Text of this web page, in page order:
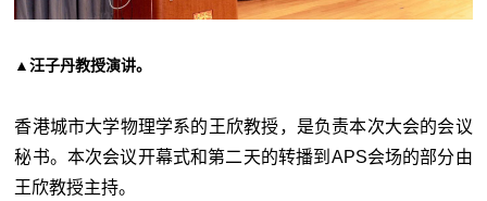
▲汪子丹教授演讲。
香港城市大学物理学系的王欣教授，是负责本次大会的会议
秘书。本次会议开幕式和第二天的转播到APS会场的部分由
王欣教授主持。